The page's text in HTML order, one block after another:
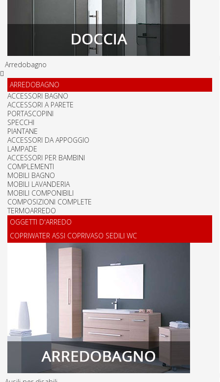
Arredobagno
ARREDOBAGNO
ACCESSORI BAGNO
ACCESSORI A PARETE
PORTASCOPINI
SPECCHI
PIANTANE
ACCESSORI DA APPOGGIO
LAMPADE
ACCESSORI PER BAMBINI
COMPLEMENTI
MOBILI BAGNO
MOBILI LAVANDERIA
MOBILI COMPONIBILI
COMPOSIZIONI COMPLETE
TERMOARREDO
OGGETTI D'ARREDO
COPRIWATER ASSI COPRIVASO SEDILI WC